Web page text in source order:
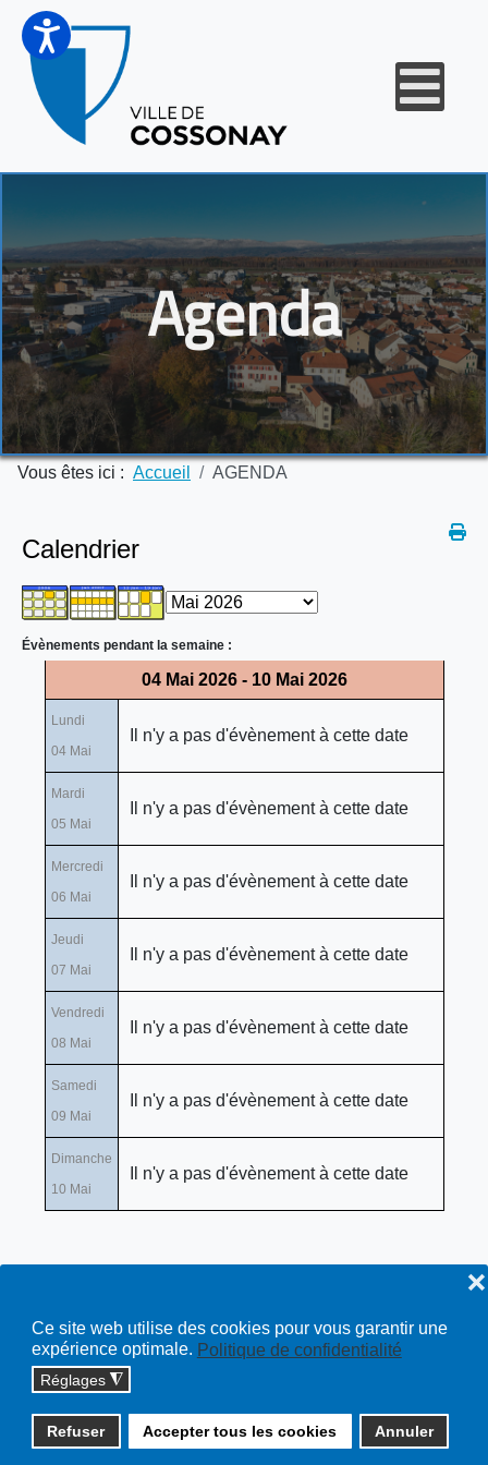
Ce site web utilise des cookies pour vous garantir une
expérience optimale. Politique de confidentialité
Réglages ◮
Refuser Accepter tous les cookies Annuler
❌
Agenda
Vous êtes ici : Accueil AGENDA
Calendrier
Évènements pendant la semaine :
04 Mai 2026 - 10 Mai 2026
Lundi
04 Mai
Il n'y a pas d'évènement à cette date
Mardi
05 Mai
Il n'y a pas d'évènement à cette date
Mercredi
06 Mai
Il n'y a pas d'évènement à cette date
Jeudi
07 Mai
Il n'y a pas d'évènement à cette date
Vendredi
08 Mai
Il n'y a pas d'évènement à cette date
Samedi
09 Mai
Il n'y a pas d'évènement à cette date
Dimanche
10 Mai
Il n'y a pas d'évènement à cette date
Copyright © 2026 cossonay.ch - tous droits réservés | site :
solutions informatiques